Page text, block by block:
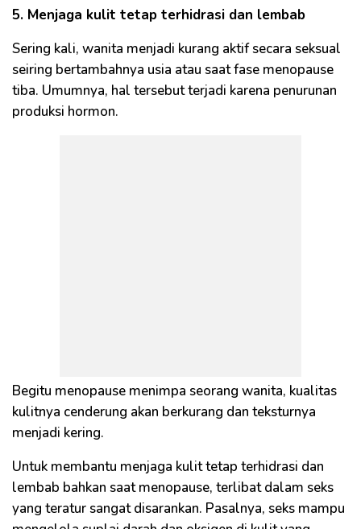
5. Menjaga kulit tetap terhidrasi dan lembab
Sering kali, wanita menjadi kurang aktif secara seksual
seiring bertambahnya usia atau saat fase menopause
tiba. Umumnya, hal tersebut terjadi karena penurunan
produksi hormon.
Begitu menopause menimpa seorang wanita, kualitas
kulitnya cenderung akan berkurang dan teksturnya
menjadi kering.
Untuk membantu menjaga kulit tetap terhidrasi dan
lembab bahkan saat menopause, terlibat dalam seks
yang teratur sangat disarankan. Pasalnya, seks mampu